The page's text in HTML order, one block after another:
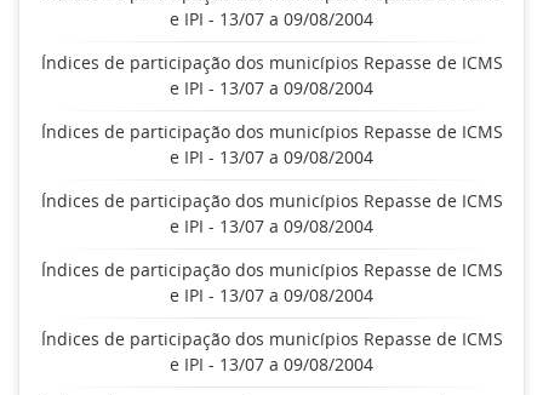
e IPI - 13/07 a 09/08/2004
Índices de participação dos municípios Repasse de ICMS
e IPI - 13/07 a 09/08/2004
Índices de participação dos municípios Repasse de ICMS
e IPI - 13/07 a 09/08/2004
Índices de participação dos municípios Repasse de ICMS
e IPI - 13/07 a 09/08/2004
Índices de participação dos municípios Repasse de ICMS
e IPI - 13/07 a 09/08/2004
Índices de participação dos municípios Repasse de ICMS
e IPI - 13/07 a 09/08/2004